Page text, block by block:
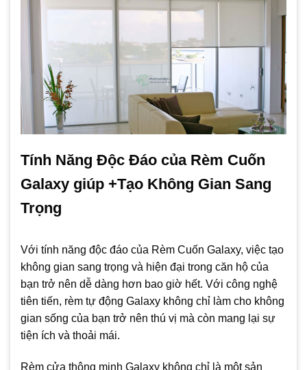
Tính Năng Độc Đáo của Rèm Cuốn
Galaxy giúp +Tạo Không Gian Sang
Trọng
Với tính năng độc đáo của Rèm Cuốn Galaxy, việc tạo
không gian sang trọng và hiện đại trong căn hộ của
bạn trở nên dễ dàng hơn bao giờ hết. Với công nghệ
tiên tiến, rèm tự động Galaxy không chỉ làm cho không
gian sống của bạn trở nên thú vị mà còn mang lại sự
tiện ích và thoải mái.
Rèm cửa thông minh Galaxy không chỉ là một sản